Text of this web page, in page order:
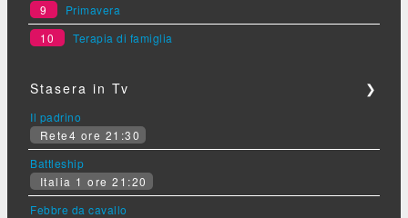
9
Primavera
10
Terapia di famiglia
Stasera in Tv ❯
Il padrino
Rete4 ore 21:30
Battleship
Italia 1 ore 21:20
Febbre da cavallo